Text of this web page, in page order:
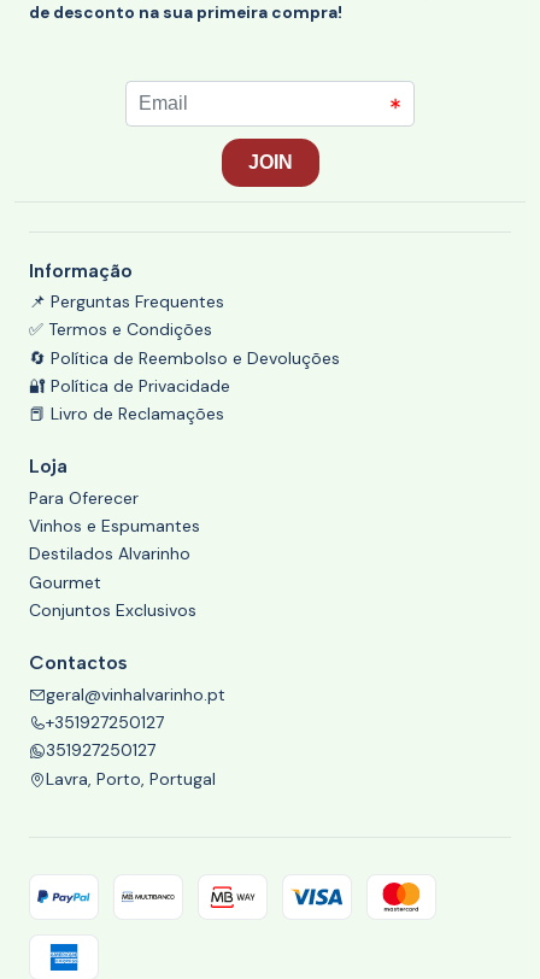
de desconto na sua primeira compra!
Informação
📌 Perguntas Frequentes
✅ Termos e Condições
🔄 Política de Reembolso e Devoluções
🔐 Política de Privacidade
📕 Livro de Reclamações
Loja
Para Oferecer
Vinhos e Espumantes
Destilados Alvarinho
Gourmet
Conjuntos Exclusivos
Contactos
geral@vinhalvarinho.pt
+351927250127
351927250127
Lavra, Porto, Portugal